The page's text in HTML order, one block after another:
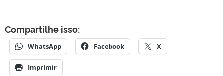
Compartilhe isso:
WhatsApp Facebook X
Imprimir